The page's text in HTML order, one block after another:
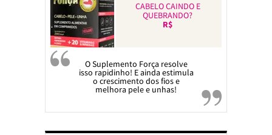
CABELO CAINDO E
QUEBRANDO?
R$
O Suplemento Força resolve
isso rapidinho! E ainda estimula
o crescimento dos fios e
melhora pele e unhas!